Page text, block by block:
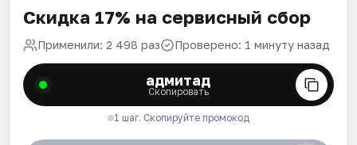
Скидка 17% на сервисный сбор
Применили: 2 498 раз Проверено: 1 минуту назад
адмитад
Скопировать
1 шаг. Скопируйте промокод